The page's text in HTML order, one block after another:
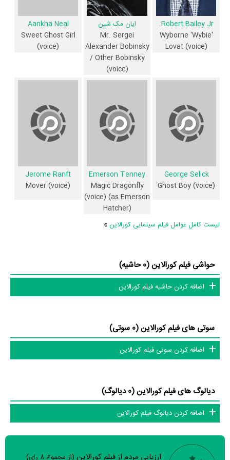
Robert Bailey Jr.
Wyborne 'Wybie'
Lovat (voice)
ایان مک شین
Mr. Sergei
Alexander Bobinsky
/ Other Bobinsky
(voice)
Aankha Neal
Sweet Ghost Girl
(voice)
George Selick
Ghost Boy (voice)
Emerson Tenney
Magic Dragonfly
(voice) (as Emerson
Hatcher)
Jerome Ranft
Mover (voice)
لیست کامل عوامل فیلم سینمایی کورالاین»
حواشی فیلم کورالاین (0 حاشیه)
اضافه کردن حاشیه فیلم کورالاین
سوتی های فیلم کورالاین (0 سوتی)
اضافه کردن سوتی فیلم کورالاین
دیالوگ های فیلم کورالاین (0 دیالوگ)
اضافه کردن دیالوگ فیلم کورالاین
ارزیابی مردم از فیلم کورالاین (از مجموع 8 رای)